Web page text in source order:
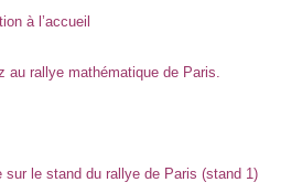
à l’accueil
au rallye mathématique de Paris.
sur le stand du rallye de Paris (stand 1)